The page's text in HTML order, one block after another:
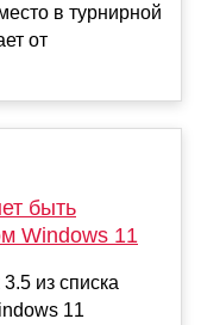
в турнирной
от
быть
Windows 11
из списка
11